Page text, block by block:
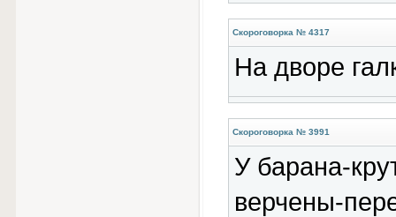
Скороговорка № 4317
На дворе
Скороговорка № 3991
У барана-
верчены-